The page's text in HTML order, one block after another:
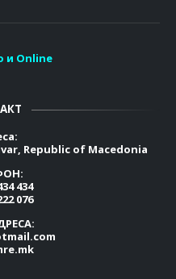
и Online
Republic of Macedonia
434
076